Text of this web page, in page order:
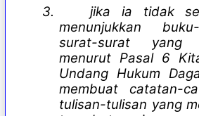
3.
jika ia tidak
menunjukkan
surat-surat yang
menurut Pasal 6
Undang Hukum
membuat catatan-
tulisan-tulisan yang